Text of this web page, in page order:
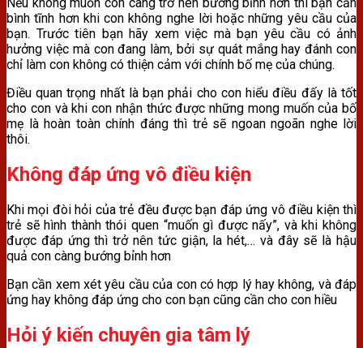
Nếu không muốn con càng trở nên bướng bỉnh hơn thì bạn cần
bình tĩnh hơn khi con không nghe lời hoặc những yêu cầu của
bạn. Trước tiên bạn hãy xem việc mà bạn yêu cầu có ảnh
hưởng việc mà con đang làm, bởi sự quát mắng hay đánh con
chỉ làm con không có thiện cảm với chính bố mẹ của chúng.
Điều quan trọng nhất là bạn phải cho con hiểu điều đấy là tốt
cho con và khi con nhận thức được những mong muốn của bố
mẹ là hoàn toàn chính đáng thì trẻ sẽ ngoan ngoãn nghe lời
thôi.
Không đáp ứng vô điều kiện
Khi mọi đòi hỏi của trẻ đều được bạn đáp ứng vô điều kiện thì
trẻ sẽ hình thành thói quen “muốn gì được nấy”, và khi không
được đáp ứng thì trở nên tức giận, la hét,… và đây sẽ là hậu
quả con càng bướng bỉnh hơn
Bạn cần xem xét yêu cầu của con có hợp lý hay không, và đáp
ứng hay không đáp ứng cho con bạn cũng cần cho con hiều
Hỏi ý kiến chuyên gia tâm lý